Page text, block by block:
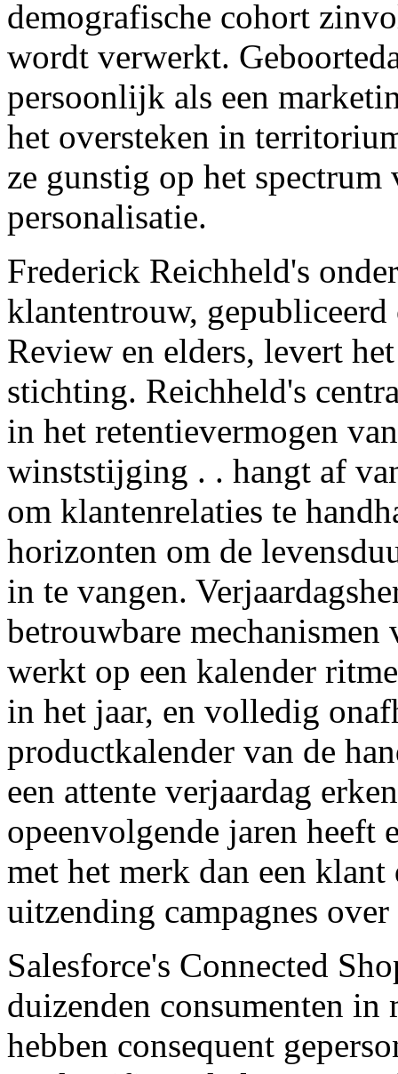
demografische cohort
wordt verwerkt.
persoonlijk als een
het oversteken in
ze gunstig op het
personalisatie.
Frederick Reichheld's
klantentrouw,
Review en elders, levert
stichting. Reichheld's
in het retentievermogen
winststijging . . hangt af
om klantenrelaties te
horizonten om de
in te vangen.
betrouwbare
werkt op een kalender
in het jaar, en volledig
productkalender van de
een attente verjaardag
opeenvolgende jaren heeft
met het merk dan een
uitzending campagnes
Salesforce's Connected
duizenden consumenten in
hebben consequent